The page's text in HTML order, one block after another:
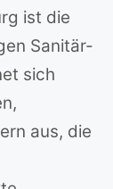
ist die
Sanitär-
sich
aus, die